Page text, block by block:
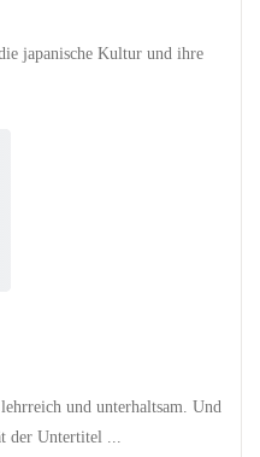
japanische Kultur und ihre
und unterhaltsam. Und
der Untertitel ...